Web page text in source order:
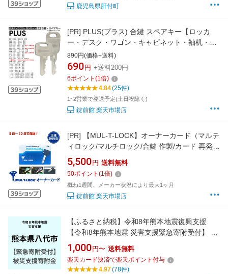
鹿児島県肝付町
[PR] PLUS(プラス) 合鍵 スペアキー【ロッカ
ー・デスク・ワゴン・キャビネット・袖机・脇
机・書庫・保管庫 用】鍵 カギ 合カギ 合鍵作製
合カギ作製 合鍵作成 合カギ作成
890円(価格+送料)
690 円 +送料200円
6ポイント (1倍)
4.84(25件)
1~2営業で発送予定(土日祝除く)
錠前館 楽天市場店
[PR]
【MUL-T-LOCK】オーナーカード（マルテ
ィロック/マルチロック/合鍵 作製/カード 再発
行）
5,500 円 送料無料
50ポイント (1倍)
概ね1週間、メーカー状況により最大1ヶ月
錠前館 楽天市場店
【ふるさと納税】令和8年熊本地震復興支援
【令和8年熊本地震 災害支援緊急寄附受付】 熊
本県 八代市 災害応援寄附金（返礼品はありま
せん）
1,000 円〜 送料無料
楽天カード決済で楽天ポイント付与
4.97(78件)